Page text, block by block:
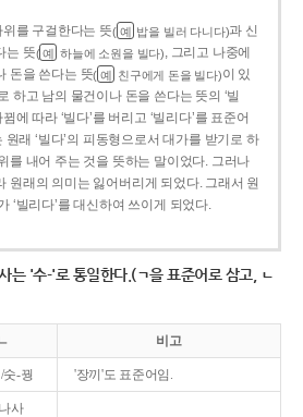
를 구걸한다는 뜻( 예 밥을 빌러 다니다)과 신
는 뜻( 예 하늘에 소원을 빌다), 그리고 나중에
돈을 쓴다는 뜻( 예 친구에게 돈을 빌다)이 있
하고 남의 물건이나 돈을 쓴다는 뜻의 ‘빌
에 따라 ‘빌다’를 버리고 ‘빌리다’를 표준어
원래 ‘빌다’의 피동형으로서 대가를 받기로 하
를 내어 주는 것을 뜻하는 말이었다. 그러나
원래의 의미는 잃어버리게 되었다. 그래서 원
‘빌리다’를 대신하여 쓰이게 되었다.
는 '수-'로 통일한다.(ㄱ을 표준어로 삼고, ㄴ
비고
숫-꿩 '장끼'도 표준어임.
사